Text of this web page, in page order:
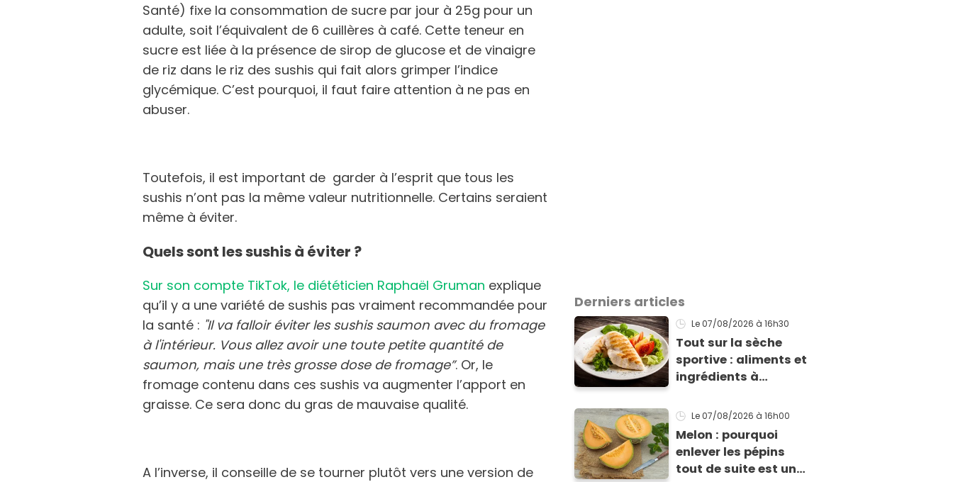
Santé) fixe la consommation de sucre par jour à 25g pour un
adulte, soit l’équivalent de 6 cuillères à café. Cette teneur en
sucre est liée à la présence de sirop de glucose et de vinaigre
de riz dans le riz des sushis qui fait alors grimper l’indice
glycémique. C’est pourquoi, il faut faire attention à ne pas en
abuser.
Toutefois, il est important de garder à l’esprit que tous les
sushis n’ont pas la même valeur nutritionnelle. Certains seraient
même à éviter.
Quels sont les sushis à éviter ?
Sur son compte TikTok, le diététicien Raphaël Gruman explique
qu’il y a une variété de sushis pas vraiment recommandée pour
la santé : "Il va falloir éviter les sushis saumon avec du fromage
à l'intérieur. Vous allez avoir une toute petite quantité de
saumon, mais une très grosse dose de fromage”. Or, le
fromage contenu dans ces sushis va augmenter l’apport en
graisse. Ce sera donc du gras de mauvaise qualité.
A l’inverse, il conseille de se tourner plutôt vers une version de
Derniers articles
Le 07/08/2026 à 16h30
Tout sur la sèche
sportive : aliments et
ingrédients à
sèche efficace
Le 07/08/2026 à 16h00
Melon : pourquoi
enlever les pépins
tout de suite est une